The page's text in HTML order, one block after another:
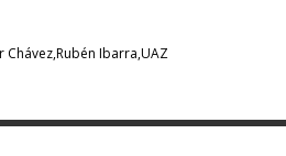
ChávezRubén Ibarra UAZ